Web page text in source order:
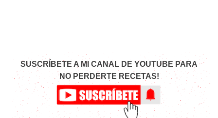
SUSCRÍBETE A MI CANAL DE YOUTUBE PARA
NO PERDERTE RECETAS!